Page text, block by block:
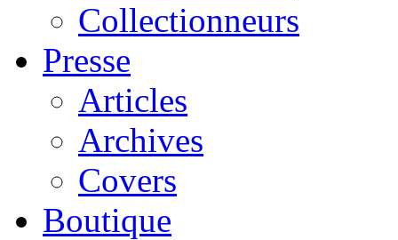
Collectionneurs
Presse
Articles
Archives
Covers
Boutique